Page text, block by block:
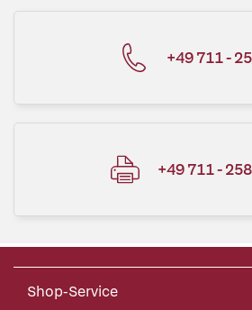
+49 711 -
+49 711 -
Shop-Service